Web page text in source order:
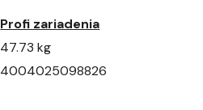
Profi zariadenia
47.73 kg
4004025098826